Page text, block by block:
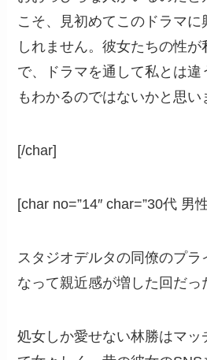
こそ、見初めてこのドラマに
しれません。彼女たちの性
で、ドラマを通して私とは違
もわかるのではないかと思い
[/char]
[char no=”14″ char=”30代 男
スタジオデルタの同僚のプ
なって親近感が増した回だっ
処女しか愛せない林勝はマッ